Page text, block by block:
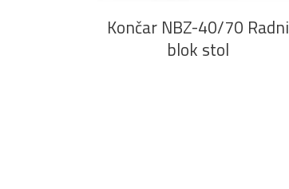
Končar NBZ-40/70 Radni
blok stol